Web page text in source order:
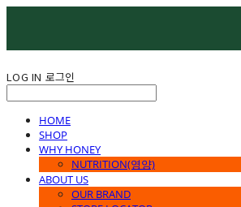
LOG IN 로그인
HOME
SHOP
WHY HONEY
NUTRITION(영양)
ABOUT US
OUR BRAND